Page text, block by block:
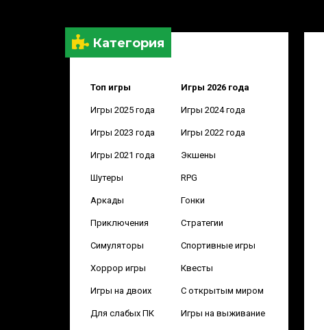
Категория
Топ игры Игры 2026 года
Игры 2025 года Игры 2024 года
Игры 2023 года Игры 2022 года
Игры 2021 года Экшены
Шутеры RPG
Аркады Гонки
Приключения Стратегии
Симуляторы Спортивные игры
Хоррор игры Квесты
Игры на двоих С открытым миром
Для слабых ПК Игры на выживание